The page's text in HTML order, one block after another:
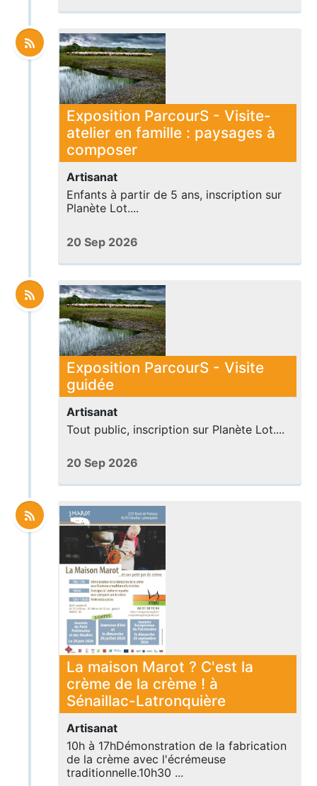
Exposition ParcourS - Visite-
atelier en famille : paysages à
composer
Artisanat
Enfants à partir de 5 ans, inscription sur
Planète Lot....
20 Sep 2026
Exposition ParcourS - Visite
guidée
Artisanat
Tout public, inscription sur Planète Lot....
20 Sep 2026
La maison Marot ? C'est la
crème de la crème ! à
Sénaillac-Latronquière
Artisanat
10h à 17hDémonstration de la fabrication
de la crème avec l'écrémeuse
traditionnelle.10h30 ...